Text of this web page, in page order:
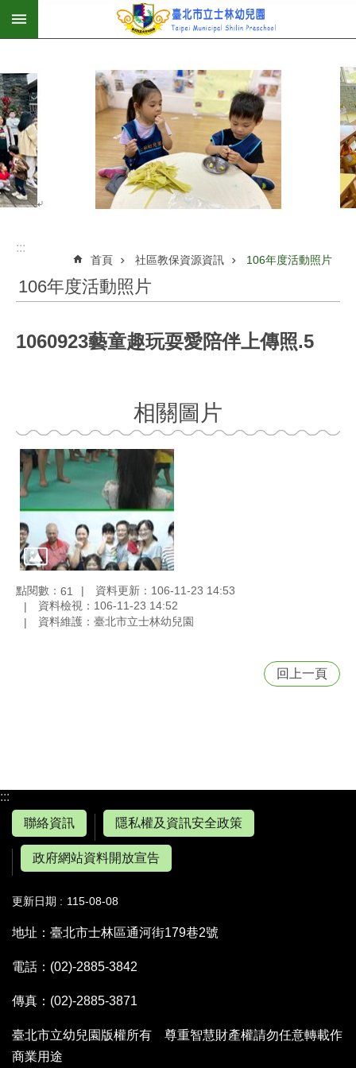
跳到主要內容區塊
:::
首頁 社區教保資源資訊 106年度活動照片
106年度活動照片
1060923藝童趣玩耍愛陪伴上傳照.5
相關圖片
點閱數： 61
資料更新：106-11-23 14:53
資料檢視：106-11-23 14:52
資料維護：臺北市立士林幼兒園
回上一頁
:::
聯絡資訊
隱私權及資訊安全政策
政府網站資料開放宣告
更新日期 115-08-08
地址：臺北市士林區通河街179巷2號
電話：(02)-2885-3842
傳真：(02)-2885-3871
臺北市立幼兒園版權所有 尊重智慧財產權請勿任意轉載作
商業用途